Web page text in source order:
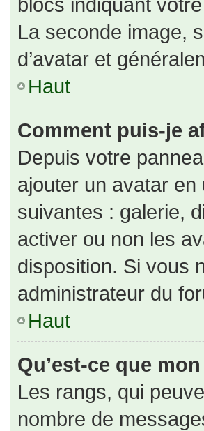
La seconde image,
d’avatar et
Haut
Comment puis-je
Depuis votre
ajouter un avatar en
suivantes : galerie,
activer ou non les
disposition. Si vous
administrateur du
Haut
Qu’est-ce que
Les rangs, qui
nombre de